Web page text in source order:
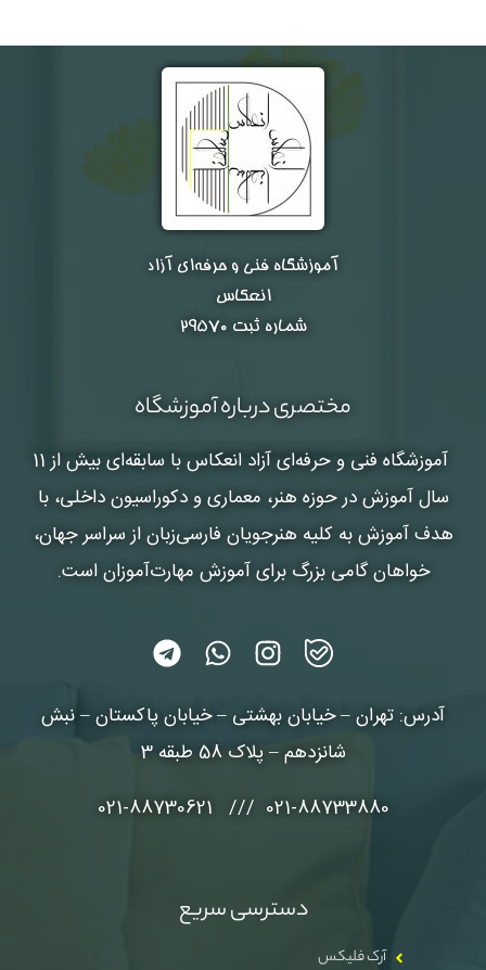
آموزشگاه فنی و حرفه‌ای آزاد
انعکاس
شماره ثبت ۲۹۵۷۰
مختصری درباره آموزشگاه
آموزشگاه فنی و حرفه‌ای آزاد انعکاس
با سابقه‌ای بیش از 11
سال آموزش در حوزه هنر، معماری و دکوراسیون داخلی، با
هدف آموزش به کلیه هنرجویان فارسی‌زبان از سراسر جهان،
خواهان گامی بزرگ برای آموزش مهارت‌آموزان است.
آدرس: تهران – خیابان بهشتی – خیابان پاکستان – نبش
شانزدهم – پلاک 58 طبقه 3
021-88733880 /// 021-88730621
دسترسی سریع
آرک فلیکس